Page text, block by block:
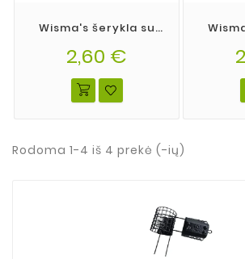
Wisma's šerykla su
ragais dydis L
39*35mm
2,60 €
Rodoma 1-4 iš 4 prekė (-ių)